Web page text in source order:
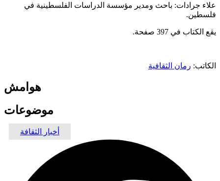
علاء جرادات: باحث ومدير مؤسسة الدراسات الفلسطينية في
فلسطين.
يقع الكتاب في 397 صفحة.
الكاتب: رمان الثقافية
هوامش
موضوعات
أخبار الثقافة